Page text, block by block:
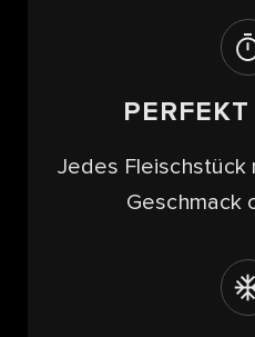
Jedes Fleischstück
Geschmack